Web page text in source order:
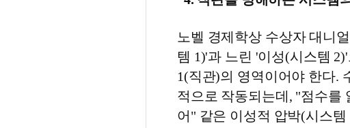
노벨 경제학상 수상자 대니
템 1)'과 느린 '이성(시스템
1(직관)의 영역이어야 한다.
적으로 작동되는데, "점수를
어" 같은 이성적 압박(시스템